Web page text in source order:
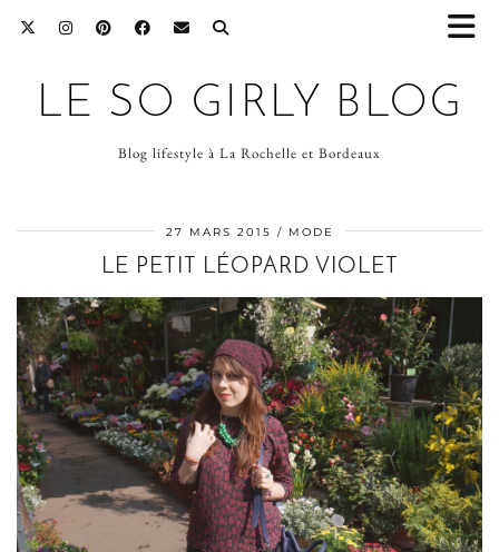
LE SO GIRLY BLOG
Blog lifestyle à La Rochelle et Bordeaux
27 MARS 2015 MODE
LE PETIT LÉOPARD VIOLET